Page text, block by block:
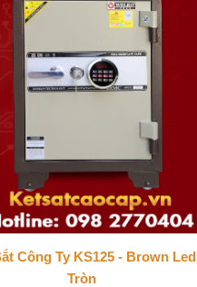
Công Ty KS125 - Brown Led
Tròn